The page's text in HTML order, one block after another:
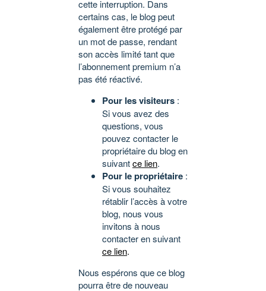
cette interruption. Dans
certains cas, le blog peut
également être protégé par
un mot de passe, rendant
son accès limité tant que
l’abonnement premium n’a
pas été réactivé.
Pour les visiteurs :
Si vous avez des
questions, vous
pouvez contacter le
propriétaire du blog en
suivantce lien.
Pour le propriétaire :
Si vous souhaitez
rétablir l’accès à votre
blog, nous vous
invitons à nous
contacter en suivant
ce lien.
Nous espérons que ce blog
pourra être de nouveau